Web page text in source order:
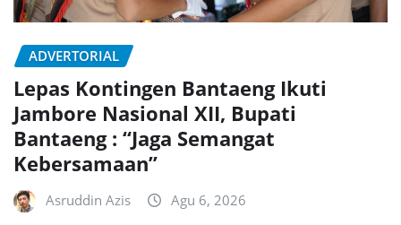
ADVERTORIAL
Lepas Kontingen Bantaeng Ikuti
Jambore Nasional XII, Bupati
Bantaeng : “Jaga Semangat
Kebersamaan”
Asruddin Azis Agu 6, 2026